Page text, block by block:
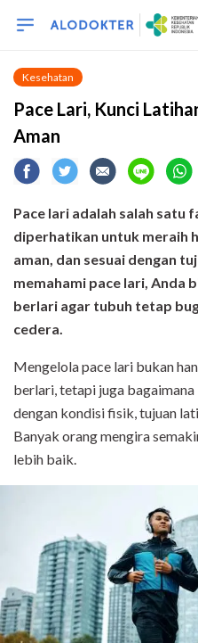
Kesehatan
Pace Lari, Kunci
Aman
Pace lari adalah salah satu
diperhatikan untuk meraih
aman, dan sesuai dengan
memahami pace lari, Anda
berlari agar tubuh tetap
cedera.
Mengelola pace lari bukan
berlari, tetapi juga
dengan kondisi fisik, tujuan
Banyak orang mengira
lebih baik.